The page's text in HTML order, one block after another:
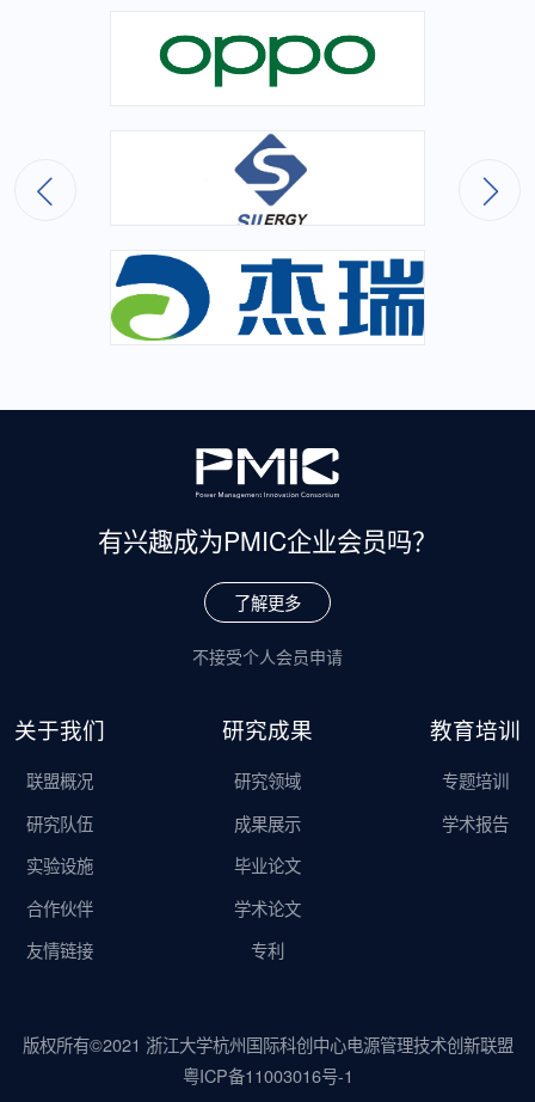
有兴趣成为PMIC企业会员吗？
了解更多
不接受个人会员申请
关于我们
联盟概况
研究队伍
实验设施
合作伙伴
友情链接
研究成果
研究领域
成果展示
毕业论文
学术论文
专利
教育培训
专题培训
学术报告
版权所有©2021 浙江大学杭州国际科创中心电源管理技术创新联盟
粤ICP备11003016号-1